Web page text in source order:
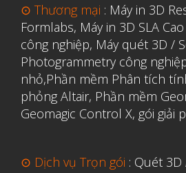
⊙ Thương mại : Máy in 3D
Formlabs, Máy in 3D SLA
công nghiệp, Máy quét 3D /
Photogrammetry công
nhỏ,Phần mềm Phân tích
phỏng Altair, Phần mềm
Geomagic Control X, gói giải
⊙ Dịch vụ Trọn gói : Quét 3D